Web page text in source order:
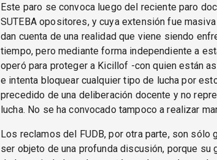
Este paro se convoca luego del reciente paro
SUTEBA opositores, y cuya extensión fue
dan cuenta de una realidad que viene siendo
tiempo, pero mediante forma independiente a
operó para proteger a Kicillof -con quien están
e intenta bloquear cualquier tipo de lucha por
precedido de una deliberación docente y no
lucha. No se ha convocado tampoco a realizar
Los reclamos del FUDB, por otra parte, son
ser objeto de una profunda discusión, porque